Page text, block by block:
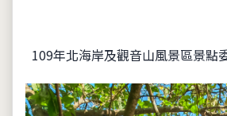
109年北海岸及觀音山風景區景點